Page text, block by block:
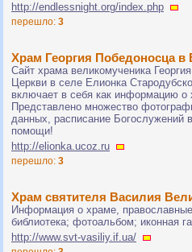
http://endlessnight.org/index.php
перешло: 3
Храм Георгия Победоносца в
Сайт храма великомученика
Церкви в селе Елионка
включает в себя как информацию о
Представлено множество
данных, расписание
помощи!
http://elionka.ucoz.ru
перешло: 3
Храм святителя Василия
Информация о храме,
библиотека; фотоальбом; иконная
http://www.svt-vasiliy.if.ua/